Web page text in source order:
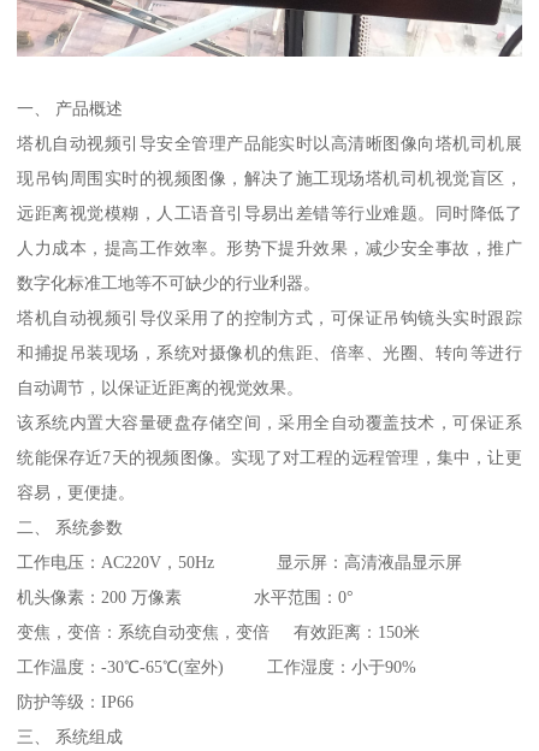
一、 产品概述
塔机自动视频引导安全管理产品能实时以高清晰图像向塔机司机展
现吊钩周围实时的视频图像，解决了施工现场塔机司机视觉盲区，
远距离视觉模糊，人工语音引导易出差错等行业难题。同时降低了
人力成本，提高工作效率。形势下提升效果，减少安全事故，推广
数字化标准工地等不可缺少的行业利器。
塔机自动视频引导仪采用了的控制方式，可保证吊钩镜头实时跟踪
和捕捉吊装现场，系统对摄像机的焦距、倍率、光圈、转向等进行
自动调节，以保证近距离的视觉效果。
该系统内置大容量硬盘存储空间，采用全自动覆盖技术，可保证系
统能保存近7天的视频图像。实现了对工程的远程管理，集中，让更
容易，更便捷。
二、 系统参数
工作电压：AC220V，50Hz 显示屏：高清液晶显示屏
机头像素：200 万像素 水平范围：0°
变焦，变倍：系统自动变焦，变倍 有效距离：150米
工作温度：-30℃-65℃(室外) 工作湿度：小于90%
防护等级：IP66
三、 系统组成